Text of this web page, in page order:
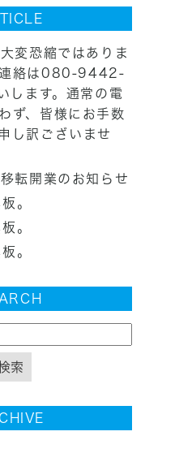
変恐縮ではありま
連絡は080-9442-
します。通常の電
ず、皆様にお手数
し訳ございませ
転開業のお知らせ
。
。
。